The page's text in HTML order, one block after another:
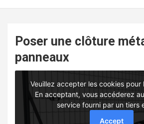
Poser une clôture
panneaux